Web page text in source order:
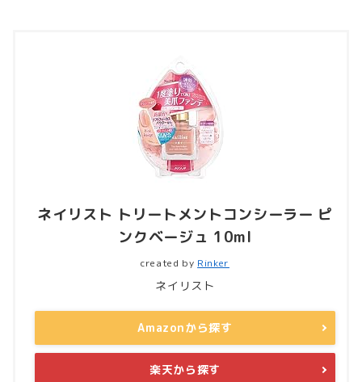
ネイリスト トリートメントコンシーラー ピ
ンクベージュ 10ml
created by Rinker
ネイリスト
Amazonから探す
楽天から探す